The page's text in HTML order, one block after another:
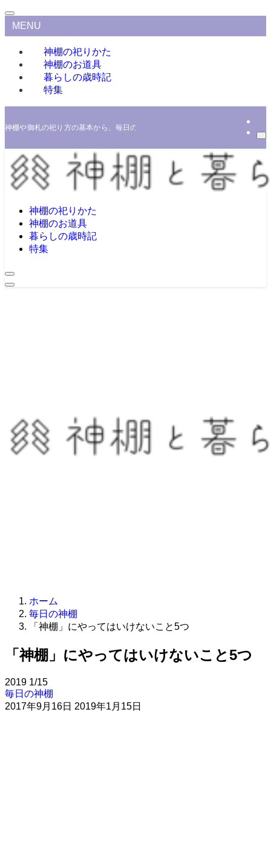
MENU
神棚の祀りかた
神棚のお道具
暮らしの歳時記
特集
神棚や御札の祀り方の基本から、毎日の奉仕をわかりやすく解説するほか、家
神棚の祀りかた
神棚のお道具
暮らしの歳時記
特集
ホーム
毎日の神棚
「神棚」にやってはいけないこと5つ
「神棚」にやってはいけないこと5つ
2019 1/15
毎日の神棚
2017年9月16日 2019年1月15日